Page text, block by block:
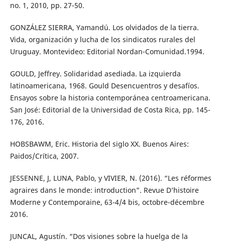
no. 1, 2010, pp. 27-50.
GONZÁLEZ SIERRA, Yamandú. Los olvidados de la tierra.
Vida, organización y lucha de los sindicatos rurales del
Uruguay. Montevideo: Editorial Nordan-Comunidad.1994.
GOULD, Jeffrey. Solidaridad asediada. La izquierda
latinoamericana, 1968. Gould Desencuentros y desafíos.
Ensayos sobre la historia contemporánea centroamericana.
San José: Editorial de la Universidad de Costa Rica, pp. 145-
176, 2016.
HOBSBAWM, Eric. Historia del siglo XX. Buenos Aires:
Paidos/Crítica, 2007.
JESSENNE, J, LUNA, Pablo, y VIVIER, N. (2016). “Les réformes
agraires dans le monde: introduction”. Revue D’histoire
Moderne y Contemporaine, 63-4/4 bis, octobre-décembre
2016.
JUNCAL, Agustín. “Dos visiones sobre la huelga de la